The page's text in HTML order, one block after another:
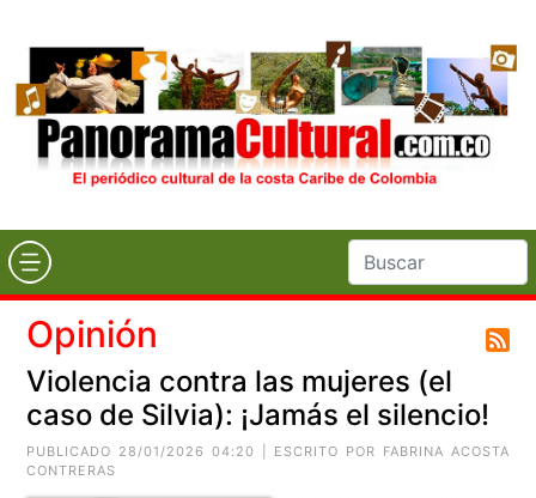
Opinión
Violencia contra las mujeres (el
caso de Silvia): ¡Jamás el silencio!
PUBLICADO 28/01/2026 04:20 | ESCRITO POR FABRINA ACOSTA
CONTRERAS